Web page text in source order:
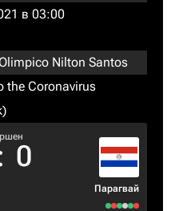
в 03:00
Nilton Santos
the Coronavirus
0
Парагвай